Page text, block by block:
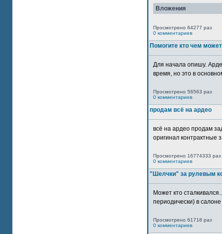
Вложения
Просмотрено 64277 раз
0 комментариев
Помогите кто чем может
Для начала опишу.
время, но это в
Просмотрено 56563 раз
0 комментариев
продам всё на ардео
всё на ардео продам
оригинал контрактные
Просмотрено 16774333 раз
0 комментариев
"Шелчки" за рулевым
Может кто
периодически) в
Просмотрено 61718 раз
0 комментариев